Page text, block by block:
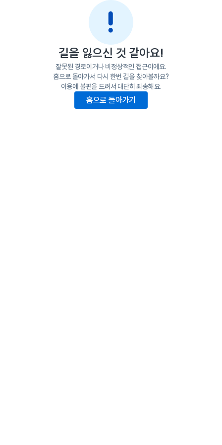
길을 잃으신 것 같아요!
잘못된 경로이거나 비정상적인 접근이에요.
홈으로 돌아가서 다시 한번 길을 찾아볼까요?
이용에 불편을 드려서 대단히 죄송해요.
홈으로 돌아가기